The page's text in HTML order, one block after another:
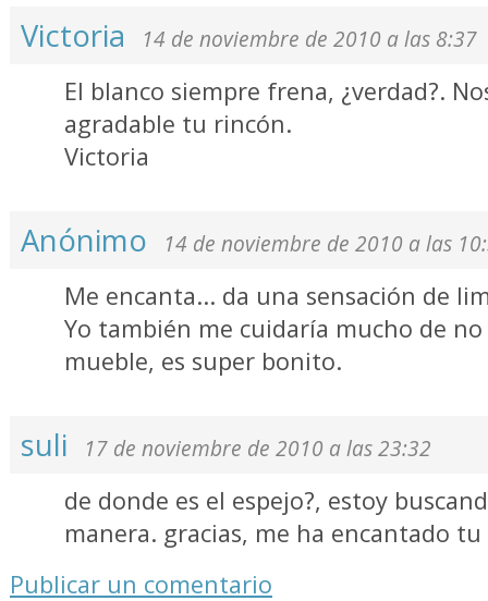
Victoria 14 de noviembre de 2010 a las 8:37
El blanco siempre frena, ¿verdad?.
agradable tu rincón.
Victoria
Anónimo 14 de noviembre de 2010 a las
Me encanta... da una sensación de
Yo también me cuidaría mucho de
mueble, es super bonito.
suli 17 de noviembre de 2010 a las 23:32
de donde es el espejo?, estoy
manera. gracias, me ha encantado
Publicar un comentario